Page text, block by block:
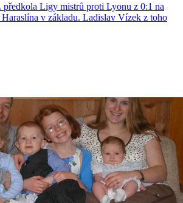
předkola Ligy mistrů proti Lyonu z 0:1 na
Haraslína v základu. Ladislav Vízek z toho